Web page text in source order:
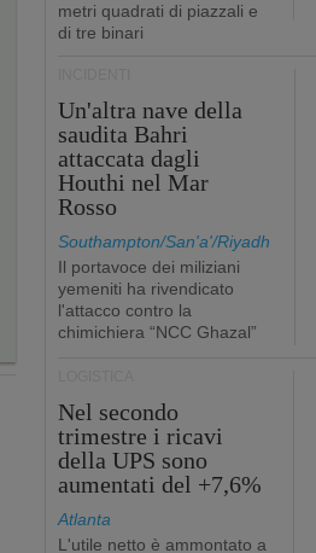
metri quadrati di piazzali e
di tre binari
Un'altra nave della
saudita Bahri
attaccata dagli
Houthi nel Mar
Rosso
Southampton/San'a'/Riyadh
Il portavoce dei miliziani
yemeniti ha rivendicato
l'attacco contro la
chimichiera “NCC Ghazal”
Nel secondo
trimestre i ricavi
della UPS sono
aumentati del +7,6%
Atlanta
L'utile netto è ammontato a